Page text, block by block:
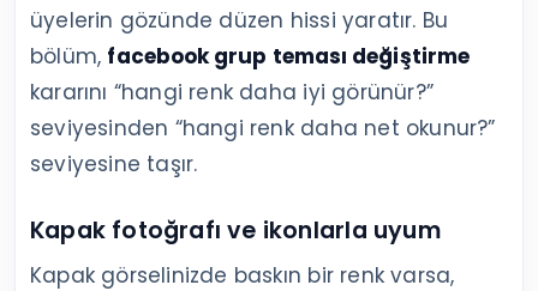
üyelerin gözünde düzen hissi yaratır. Bu
bölüm, facebook grup teması değiştirme
kararını “hangi renk daha iyi görünür?”
seviyesinden “hangi renk daha net okunur?”
seviyesine taşır.
Kapak fotoğrafı ve ikonlarla uyum
Kapak görselinizde baskın bir renk varsa,